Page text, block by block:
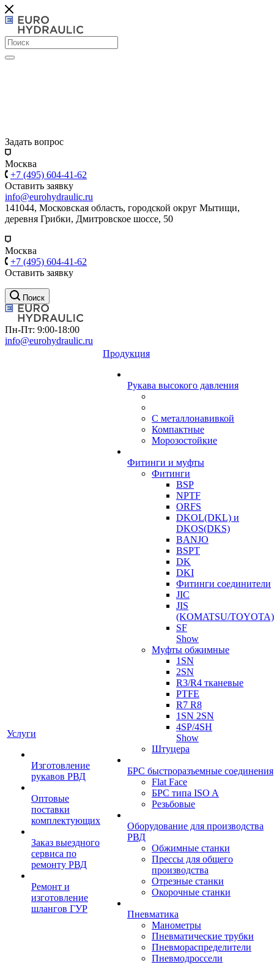
Задать вопрос
Москва
+7 (495) 604-41-62
Оставить заявку
info@eurohydraulic.ru
141044, Московская область, городской округ Мытищи,
деревня Грибки, Дмитровское шоссе, 50
Москва
+7 (495) 604-41-62
Оставить заявку
Поиск
Пн-Пт: 9:00-18:00
info@eurohydraulic.ru
Услуги
Изготовление
рукавов РВД
Оптовые
поставки
комплектующих
Заказ выездного
сервиса по
ремонту РВД
Ремонт и
изготовление
шлангов ГУР
Продукция
Рукава высокого давления
С металлонавивкой
Компактные
Морозостойкие
Фитинги и муфты
Фитинги
BSP
NPTF
ORFS
DKOL(DKL) и
DKOS(DKS)
BANJO
BSPT
DK
DKI
Фитинги соединители
JIC
JIS
(KOMATSU/TOYOTA)
SF
Show
Муфты обжимные
1SN
2SN
R3/R4 тканевые
PTFE
R7 R8
1SN 2SN
4SP/4SH
Show
Штуцера
БРС быстроразъемные соединения
Flat Face
БРС типа ISO A
Резьбовые
Оборудование для производства
РВД
Обжимные станки
Прессы для общего
производства
Отрезные станки
Окорочные станки
Пневматика
Манометры
Пневматические трубки
Пневмораспределители
Пневмодроссели